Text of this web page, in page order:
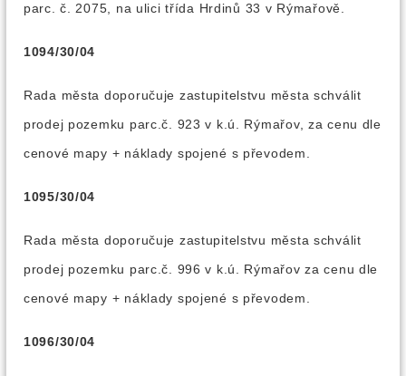
parc. č. 2075, na ulici třída Hrdinů 33 v Rýmařově.
1094/30/04
Rada města doporučuje zastupitelstvu města schválit
prodej pozemku parc.č. 923 v k.ú. Rýmařov, za cenu dle
cenové mapy + náklady spojené s převodem.
1095/30/04
Rada města doporučuje zastupitelstvu města schválit
prodej pozemku parc.č. 996 v k.ú. Rýmařov za cenu dle
cenové mapy + náklady spojené s převodem.
1096/30/04